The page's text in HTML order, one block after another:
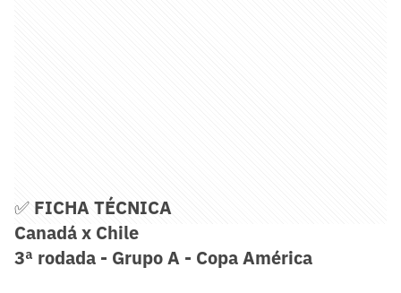
✅ FICHA TÉCNICA
Canadá x Chile
3ª rodada - Grupo A - Copa América